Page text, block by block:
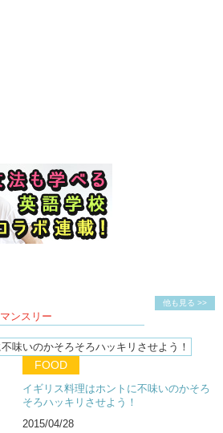
他も見る >>
マンスリー
FOOD
イギリス料理はホントに不味いのかそろ
そろハッキリさせよう！
2015/04/28